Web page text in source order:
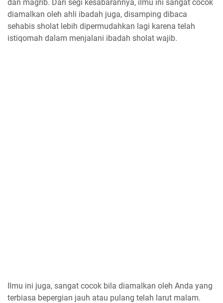
dan magrib. Dari segi kesabarannya, ilmu ini sangat cocok
diamalkan oleh ahli ibadah juga, disamping dibaca
sehabis sholat lebih dipermudahkan lagi karena telah
istiqomah dalam menjalani ibadah sholat wajib.
Ilmu ini juga, sangat cocok bila diamalkan oleh Anda yang
terbiasa bepergian jauh atau pulang telah larut malam.